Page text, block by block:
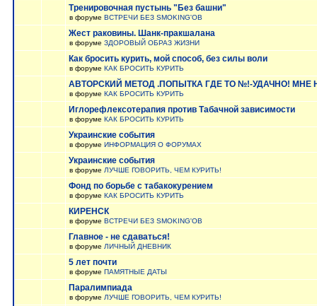
Тренировочная пустынь "Без башни"
в форуме ВСТРЕЧИ БЕЗ SMOKING'OB
Жест раковины. Шанк-пракшалана
в форуме ЗДОРОВЫЙ ОБРАЗ ЖИЗНИ
Как бросить курить, мой способ, без силы воли
в форуме КАК БРОСИТЬ КУРИТЬ
АВТОРСКИЙ МЕТОД .ПОПЫТКА ГДЕ ТО №!-УДАЧНО! МНЕ
в форуме КАК БРОСИТЬ КУРИТЬ
Иглорефлексотерапия против Табачной зависимости
в форуме КАК БРОСИТЬ КУРИТЬ
Украинские события
в форуме ИНФОРМАЦИЯ О ФОРУМАХ
Украинские события
в форуме ЛУЧШЕ ГОВОРИТЬ, ЧЕМ КУРИТЬ!
Фонд по борьбе с табакокурением
в форуме КАК БРОСИТЬ КУРИТЬ
КИРЕНСК
в форуме ВСТРЕЧИ БЕЗ SMOKING'OB
Главное - не сдаваться!
в форуме ЛИЧНЫЙ ДНЕВНИК
5 лет почти
в форуме ПАМЯТНЫЕ ДАТЫ
Паралимпиада
в форуме ЛУЧШЕ ГОВОРИТЬ, ЧЕМ КУРИТЬ!